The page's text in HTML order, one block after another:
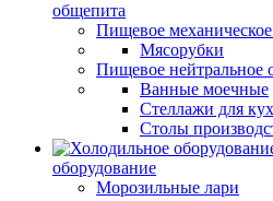
общепита
Пищевое
Мясорубки
Пищевое нейтральное
Ванные моечные
Стеллажи для
Столы
оборудование
Морозильные лари